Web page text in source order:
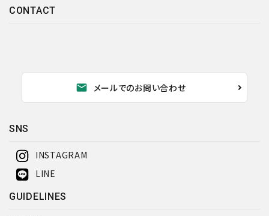
カテゴリー
CONTACT
mail メールでのお問い合わせ
SNS
INSTAGRAM
LINE
GUIDELINES